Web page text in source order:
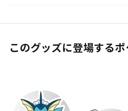
このグッズに登場する